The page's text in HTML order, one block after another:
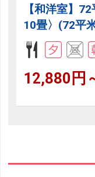
【和洋室】
10畳〉(72平
12,880円